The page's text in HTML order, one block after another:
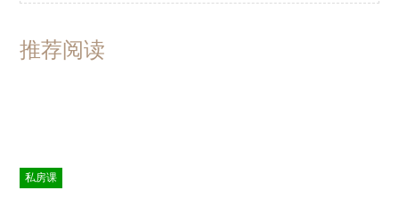
推荐阅读
私房课